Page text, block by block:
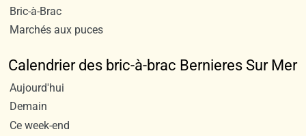
Bric-à-Brac
Marchés aux puces
Calendrier des bric-à-brac Bernieres Sur Mer
Aujourd'hui
Demain
Ce week-end